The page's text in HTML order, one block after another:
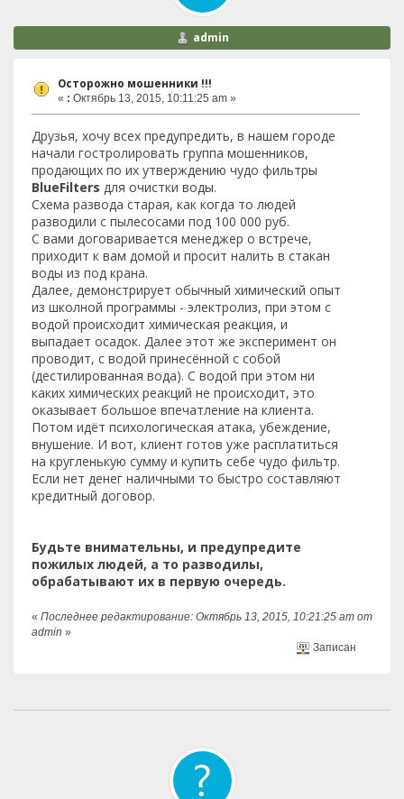
admin
Осторожно мошенники !!!
« : Октябрь 13, 2015, 10:11:25 am »
Друзья, хочу всех предупредить, в нашем городе
начали гостролировать группа мошенников,
продающих по их утверждению чудо фильтры
BlueFilters для очистки воды.
Схема развода старая, как когда то людей
разводили с пылесосами под 100 000 руб.
С вами договаривается менеджер о встрече,
приходит к вам домой и просит налить в стакан
воды из под крана.
Далее, демонстрирует обычный химический опыт
из школной программы - электролиз, при этом с
водой происходит химическая реакция, и
выпадает осадок. Далее этот же эксперимент он
проводит, с водой принесённой с собой
(дестилированная вода). С водой при этом ни
каких химических реакций не происходит, это
оказывает большое впечатление на клиента.
Потом идёт психологическая атака, убеждение,
внушение. И вот, клиент готов уже расплатиться
на кругленькую сумму и купить себе чудо фильтр.
Если нет денег наличными то быстро составляют
кредитный договор.
Будьте внимательны, и предупредите
пожилых людей, а то разводилы,
обрабатывают их в первую очередь.
« Последнее редактирование: Октябрь 13, 2015, 10:21:25 am от
admin »
Записан